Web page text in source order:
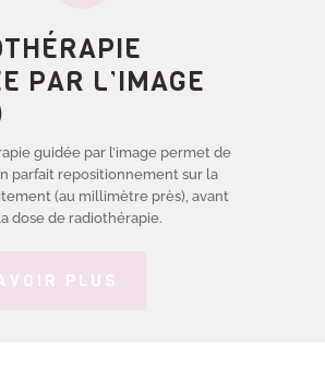
PAR L’IMAGE
guidée par l’image permet de
parfait repositionnement sur la
(au millimètre près), avant
dose de radiothérapie.
PLUS